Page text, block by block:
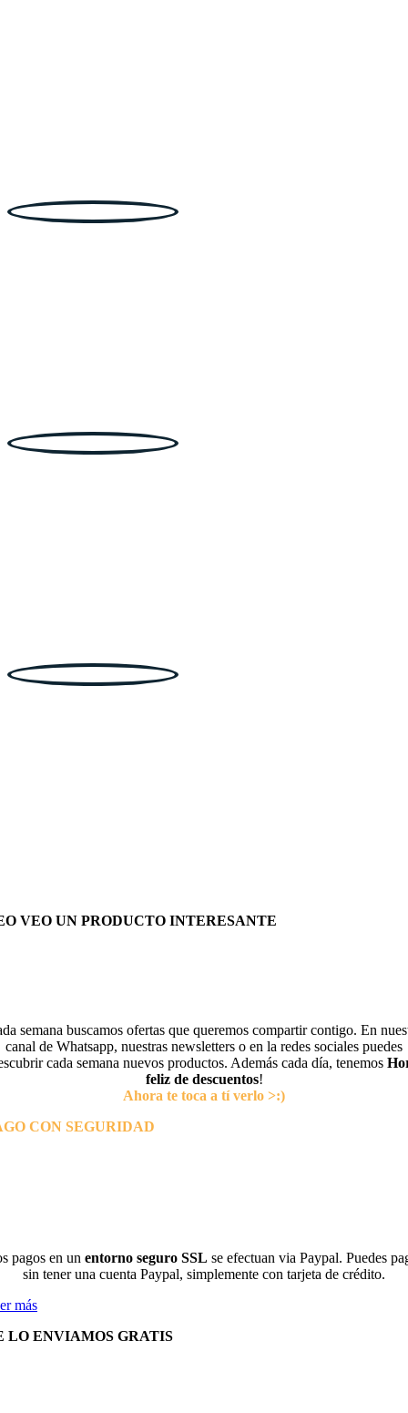
VEO UN PRODUCTO INTERESANTE
semana buscamos ofertas que queremos compartir contigo. En
canal de Whatsapp, nuestras newsletters o en la redes sociales puedes
cada semana nuevos productos. Además cada día, tenemos
feliz de descuentos!
Ahora te toca a tí verlo >:)
CON SEGURIDAD
pagos en un entorno seguro SSL se efectuan via Paypal. Puedes
sin tener una cuenta Paypal, simplemente con tarjeta de crédito.
más
LO ENVIAMOS GRATIS